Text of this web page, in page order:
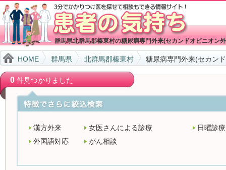
群馬県北群馬郡榛東村の糖尿病専門外来(セカンドオピニオン
HOME 群馬県 北群馬郡榛東村 糖尿病専門外来(セカン
0件見つかりました
漢方外来 女医さんによる診療
日曜診療
外国語対応
がん相談